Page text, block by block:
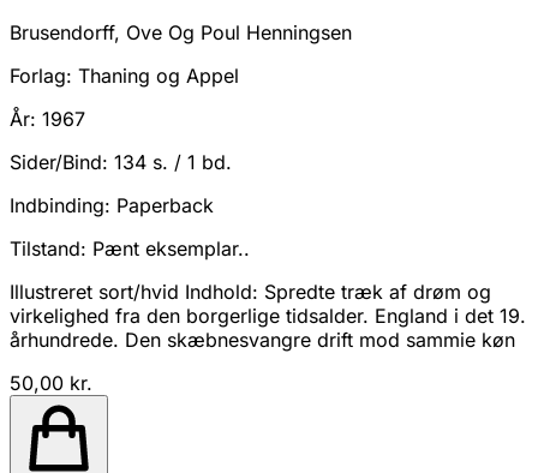
Brusendorff, Ove Og Poul Henningsen
Forlag: Thaning og Appel
År: 1967
Sider/Bind: 134 s. / 1 bd.
Indbinding: Paperback
Tilstand: Pænt eksemplar..
Illustreret sort/hvid Indhold: Spredte træk af drøm og
virkelighed fra den borgerlige tidsalder. England i det 19.
århundrede. Den skæbnesvangre drift mod sammie køn
50,00 kr.